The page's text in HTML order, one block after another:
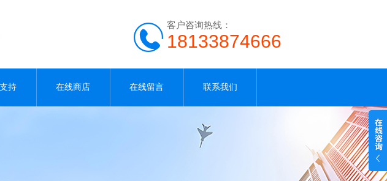
客户咨询热线：
18133874666
持 在线商店 在线留言 联系我们